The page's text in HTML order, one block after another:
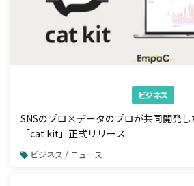
ビジネス
SNSのプロ×データのプロが共同開発
「cat kit」正式リリース
ビジネス / ニュース